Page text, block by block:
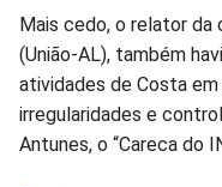
Mais cedo, o relator da
(União-AL), também
atividades de Costa
irregularidades e
Antunes, o “Careca do